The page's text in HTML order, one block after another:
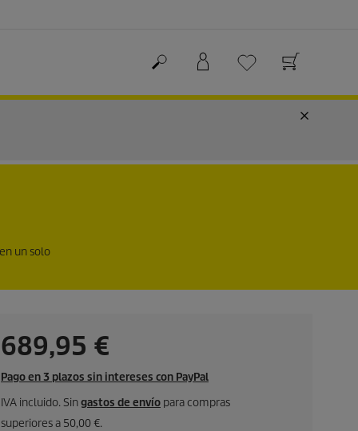
un solo
P
r
e
689,95 €
Pago en 3 plazos sin intereses con PayPal
IVA incluido. Singastos de envío para compras
superiores a 50,00 €.